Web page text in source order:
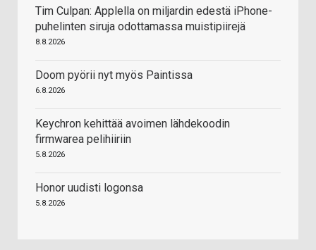
Tim Culpan: Applella on miljardin edestä iPhone-
puhelinten siruja odottamassa muistipiirejä
8.8.2026
Doom pyörii nyt myös Paintissa
6.8.2026
Keychron kehittää avoimen lähdekoodin
firmwarea pelihiiriin
5.8.2026
Honor uudisti logonsa
5.8.2026